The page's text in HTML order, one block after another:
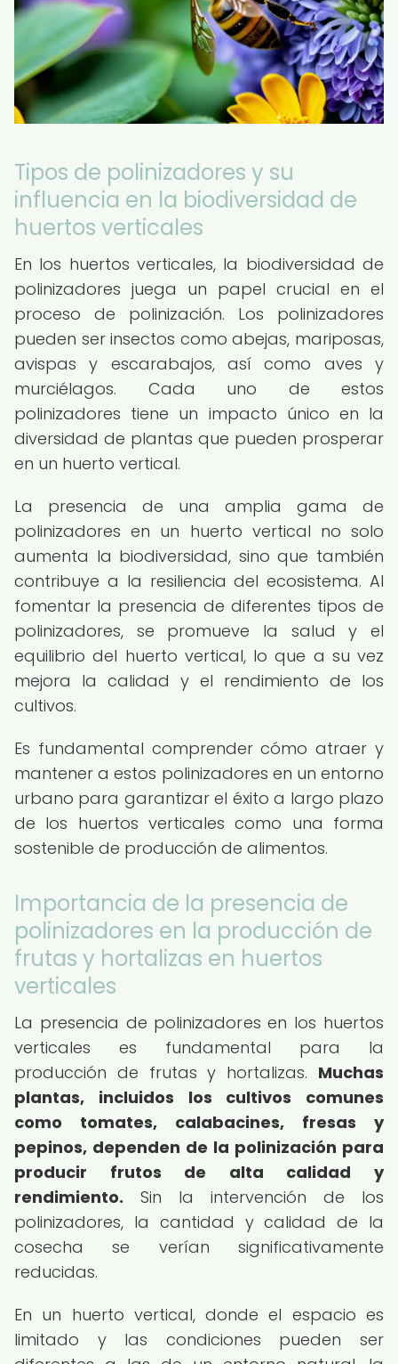
Tipos de polinizadores y su
influencia en la biodiversidad de
huertos verticales
En los huertos verticales, la biodiversidad de
polinizadores juega un papel crucial en el
proceso de polinización. Los polinizadores
pueden ser insectos como abejas, mariposas,
avispas y escarabajos, así como aves y
murciélagos. Cada uno de estos
polinizadores tiene un impacto único en la
diversidad de plantas que pueden prosperar
en un huerto vertical.
La presencia de una amplia gama de
polinizadores en un huerto vertical no solo
aumenta la biodiversidad, sino que también
contribuye a la resiliencia del ecosistema. Al
fomentar la presencia de diferentes tipos de
polinizadores, se promueve la salud y el
equilibrio del huerto vertical, lo que a su vez
mejora la calidad y el rendimiento de los
cultivos.
Es fundamental comprender cómo atraer y
mantener a estos polinizadores en un entorno
urbano para garantizar el éxito a largo plazo
de los huertos verticales como una forma
sostenible de producción de alimentos.
Importancia de la presencia de
polinizadores en la producción de
frutas y hortalizas en huertos
verticales
La presencia de polinizadores en los huertos
verticales es fundamental para la
producción de frutas y hortalizas. Muchas
plantas, incluidos los cultivos comunes
como tomates, calabacines, fresas y
pepinos, dependen de la polinización para
producir frutos de alta calidad y
rendimiento. Sin la intervención de los
polinizadores, la cantidad y calidad de la
cosecha se verían significativamente
reducidas.
En un huerto vertical, donde el espacio es
limitado y las condiciones pueden ser